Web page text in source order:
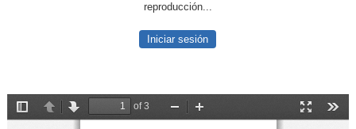
reproducción...
Iniciar sesión